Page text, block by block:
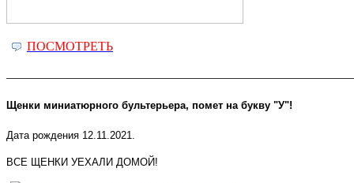
ПОСМОТРЕТЬ
Щенки миниатюрного бультерьера, помет на букву "У"!
Дата рождения 12.11.2021.
ВСЕ ЩЕНКИ УЕХАЛИ ДОМОЙ!